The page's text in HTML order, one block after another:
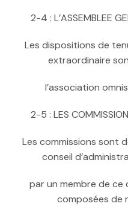
2-4 : L’ASSEMBLEE
Les dispositions de
extraordinaire
l’association
2-5 : LES
Les commissions sont
conseil
par un membre de ce
composées de